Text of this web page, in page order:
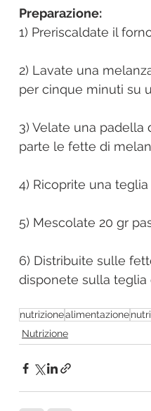
Preparazione:
1) Preriscaldate il
2) Lavate una
per cinque minuti su
3) Velate una
parte le fette di
4) Ricoprite una
5) Mescolate 20 gr
6) Distribuite sulle
disponete sulla
nutrizionealimentazione
Nutrizione